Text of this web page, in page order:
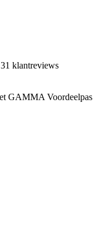
klantreviews
GAMMA Voordeelpas